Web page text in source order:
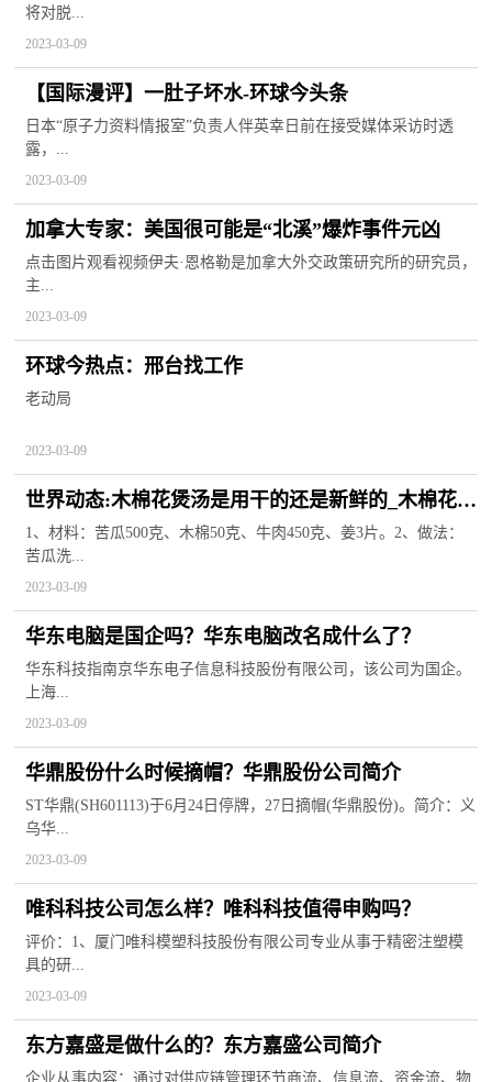
将对脱...
2023-03-09
【国际漫评】一肚子坏水-环球今头条
日本“原子力资料情报室”负责人伴英幸日前在接受媒体采访时透
露，...
2023-03-09
加拿大专家：美国很可能是“北溪”爆炸事件元凶
点击图片观看视频伊夫·恩格勒是加拿大外交政策研究所的研究员，
主...
2023-03-09
环球今热点：邢台找工作
老动局
2023-03-09
世界动态:木棉花煲汤是用干的还是新鲜的_木棉花煲
汤
1、材料：苦瓜500克、木棉50克、牛肉450克、姜3片。2、做法：
苦瓜洗...
2023-03-09
华东电脑是国企吗？华东电脑改名成什么了？
华东科技指南京华东电子信息科技股份有限公司，该公司为国企。
上海...
2023-03-09
华鼎股份什么时候摘帽？华鼎股份公司简介
ST华鼎(SH601113)于6月24日停牌，27日摘帽(华鼎股份)。简介：义
乌华...
2023-03-09
唯科科技公司怎么样？唯科科技值得申购吗？
评价：1、厦门唯科模塑科技股份有限公司专业从事于精密注塑模
具的研...
2023-03-09
东方嘉盛是做什么的？东方嘉盛公司简介
企业从事内容：通过对供应链管理环节商流、信息流、资金流、物